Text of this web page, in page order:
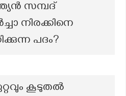
സമ്പദ്
നിരക്കിനെ
പദം?
കൂടുതല്‍